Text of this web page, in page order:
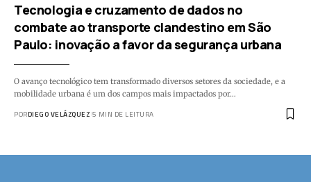
Tecnologia e cruzamento de dados no
combate ao transporte clandestino em São
Paulo: inovação a favor da segurança urbana
O avanço tecnológico tem transformado diversos setores da sociedade, e a
mobilidade urbana é um dos campos mais impactados por…
PORDIEGO VELÁZQUEZ 5 MIN DE LEITURA